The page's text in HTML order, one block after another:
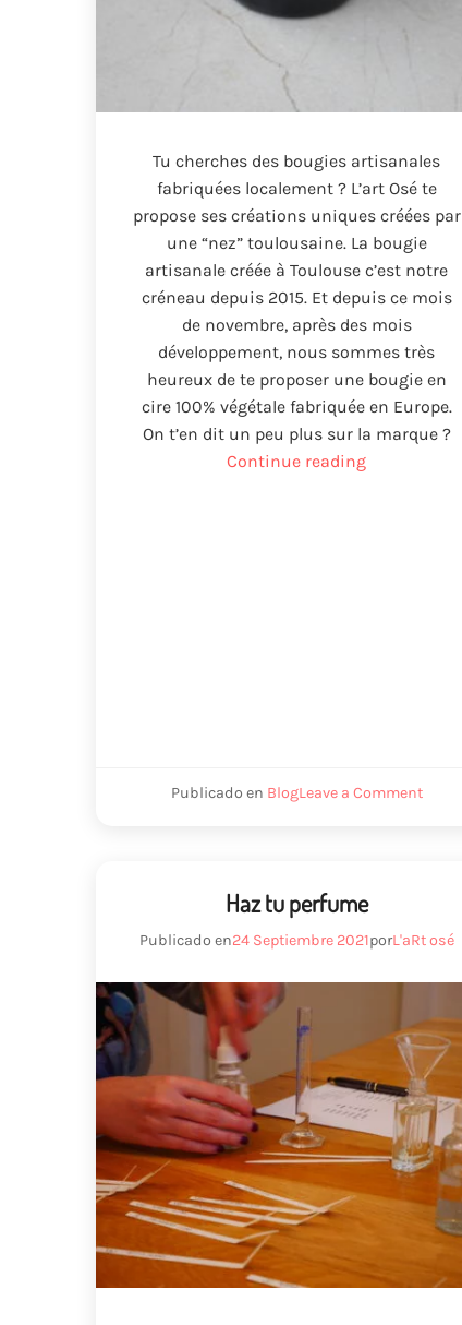
Tu cherches des bougies artisanales
fabriquées localement? L’art Osé te
propose ses créations uniques créées par
une“nez” toulousaine. La bougie
artisanale créée à Toulouse c’est notre
créneau depuis2015. Et depuis ce mois
de novembre, après des mois
développement, nous sommes très
heureux de te proposer une bougie en
cire100% végétale fabriquée en Europe.
On t’en dit un peu plus sur la marque?
Continue reading“Vela
Publicado en BlogLeave a Commenton
Haz tu perfume
Publicado en24 Septiembre 2021porL'aRt osé